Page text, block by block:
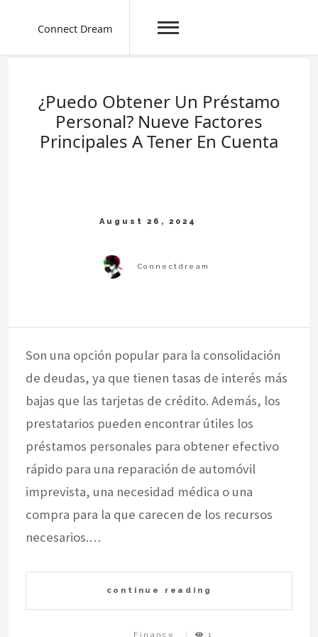
Connect Dream
¿Puedo Obtener Un Préstamo
Personal? Nueve Factores
Principales A Tener En Cuenta
Son una opción popular para la consolidación
de deudas, ya que tienen tasas de interés más
bajas que las tarjetas de crédito. Además, los
prestatarios pueden encontrar útiles los
préstamos personales para obtener efectivo
rápido para una reparación de automóvil
imprevista, una necesidad médica o una
compra para la que carecen de los recursos
necesarios.…
continue reading
Finance 1